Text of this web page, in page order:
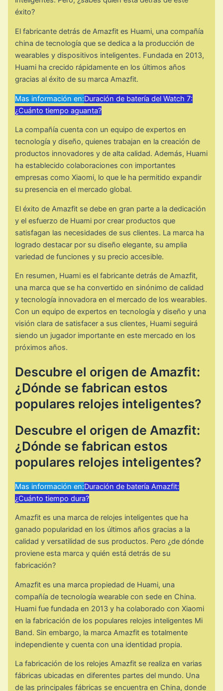
éxito?
El fabricante detrás de Amazfit es Huami, una compañía
china de tecnología que se dedica a la producción de
wearables y dispositivos inteligentes. Fundada en 2013,
Huami ha crecido rápidamente en los últimos años
gracias al éxito de su marca Amazfit.
Mas información en:Duración de batería del Watch 7:
¿Cuánto tiempo aguanta?
La compañía cuenta con un equipo de expertos en
tecnología y diseño, quienes trabajan en la creación de
productos innovadores y de alta calidad. Además, Huami
ha establecido colaboraciones con importantes
empresas como Xiaomi, lo que le ha permitido expandir
su presencia en el mercado global.
El éxito de Amazfit se debe en gran parte a la dedicación
y el esfuerzo de Huami por crear productos que
satisfagan las necesidades de sus clientes. La marca ha
logrado destacar por su diseño elegante, su amplia
variedad de funciones y su precio accesible.
En resumen, Huami es el fabricante detrás de Amazfit,
una marca que se ha convertido en sinónimo de calidad
y tecnología innovadora en el mercado de los wearables.
Con un equipo de expertos en tecnología y diseño y una
visión clara de satisfacer a sus clientes, Huami seguirá
siendo un jugador importante en este mercado en los
próximos años.
Descubre el origen de Amazfit:
¿Dónde se fabrican estos
populares relojes inteligentes?
Descubre el origen de Amazfit:
¿Dónde se fabrican estos
populares relojes inteligentes?
Mas información en:Duración de batería Amazfit:
¿Cuánto tiempo dura?
Amazfit es una marca de relojes inteligentes que ha
ganado popularidad en los últimos años gracias a la
calidad y versatilidad de sus productos. Pero ¿de dónde
proviene esta marca y quién está detrás de su
fabricación?
Amazfit es una marca propiedad de Huami, una
compañía de tecnología wearable con sede en China.
Huami fue fundada en 2013 y ha colaborado con Xiaomi
en la fabricación de los populares relojes inteligentes Mi
Band. Sin embargo, la marca Amazfit es totalmente
independiente y cuenta con una identidad propia.
La fabricación de los relojes Amazfit se realiza en varias
fábricas ubicadas en diferentes partes del mundo. Una
de las principales fábricas se encuentra en China, donde